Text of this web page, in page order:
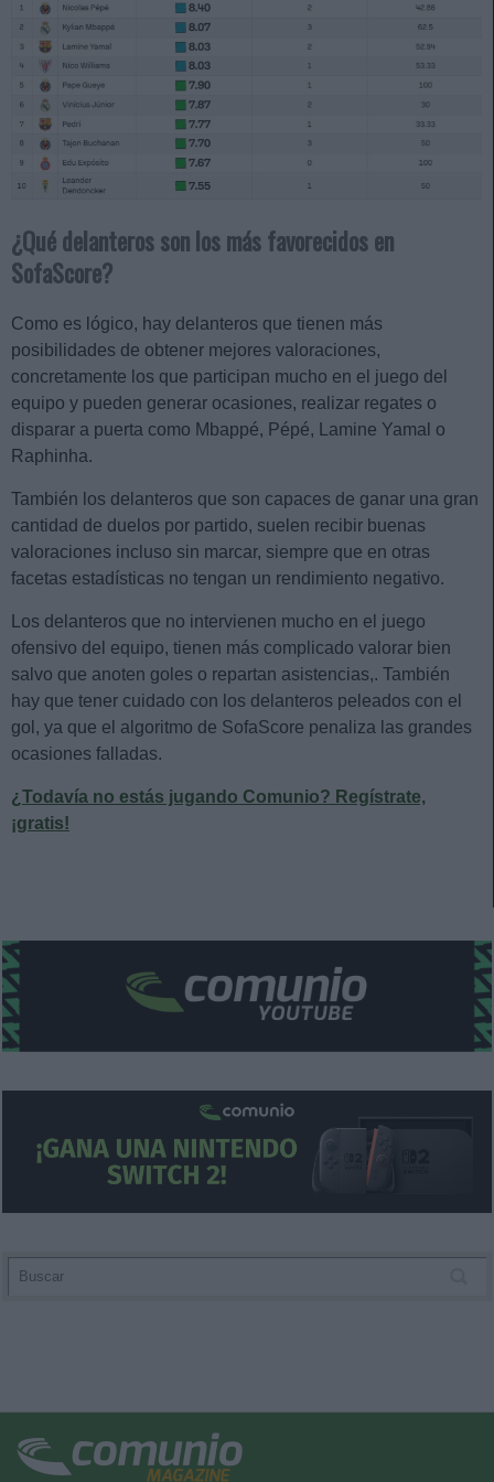
¿Qué delanteros son los más favorecidos en
SofaScore?
Como es lógico, hay delanteros que tienen más
posibilidades de obtener mejores valoraciones,
concretamente los que participan mucho en el juego del
equipo y pueden generar ocasiones, realizar regates o
disparar a puerta como Mbappé, Pépé, Lamine Yamal o
Raphinha.
También los delanteros que son capaces de ganar una gran
cantidad de duelos por partido, suelen recibir buenas
valoraciones incluso sin marcar, siempre que en otras
facetas estadísticas no tengan un rendimiento negativo.
Los delanteros que no intervienen mucho en el juego
ofensivo del equipo, tienen más complicado valorar bien
salvo que anoten goles o repartan asistencias,. También
hay que tener cuidado con los delanteros peleados con el
gol, ya que el algoritmo de SofaScore penaliza las grandes
ocasiones falladas.
¿Todavía no estás jugando Comunio? Regístrate,
¡gratis!